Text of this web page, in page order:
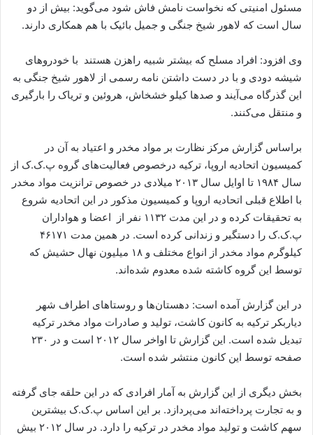
مسئول امنیتی که نخواست نامش فاش شود می‌گوید: بیش از دو
سال است که لاهور شیخ جنگی و جمیل بائیک با هم همکاری دارند.
وی افزود: افراد مسلح که بیشتر شبیه راهزن هستند با خودروهای
شیشه دودی و با در دست داشتن نامه رسمی از لاهور شیخ جنگی به
این گذرگاه می‌آیند و صدها کیلو خشخاش، هروئین و تریاک را بارگیری
و منتقل می‌کنند.
براساس گزارش مرکز نظارت بر مواد مخدر و اعتیاد به آن در
کمیسیون اتحادیه اروپا، ترکیه درخصوص فعالیت‌های گروه پ.ک.ک از
سال ۱۹۸۴ تا اوایل سال ۲۰۱۳ میلادی در خصوص ترانزیت مواد مخدر
با اطلاع قبلی اتحادیه اروپا و کمیسیون مذکور در این اتحادیه شروع
به تحقیقات کرده و در این مدت ۱۱۳۲ نفر از اعضا و هواداران
پ.ک.ک را دستگیر و زندانی کرده است. در همین مدت ۴۶۱۷۱
کیلوگرم مواد مخدر از انواع مختلف و ۱۸ میلیون نهال حشیش که
توسط این گروه کاشته شده معدوم شده‌اند.
در این گزارش آمده است: دهستان‌ها و روستاهای اطراف شهر
دیاربکر ترکیه به کانون کاشت، تولید و صادرات مواد مخدر ترکیه
تبدیل شده است. این گزارش تا اواخر سال ۲۰۱۲ است و در ۲۳۰
صفحه توسط این کانون منتشر شده است.
بخش دیگری از این گزارش به آمار افرادی که در این حلقه جای گرفته
و به تجارت پرداخته‌اند می‌پردازد. بر این اساس پ.ک.ک بیشترین
سهم کاشت و تولید مواد مخدر در ترکیه را دارد. در سال ۲۰۱۲ بیش